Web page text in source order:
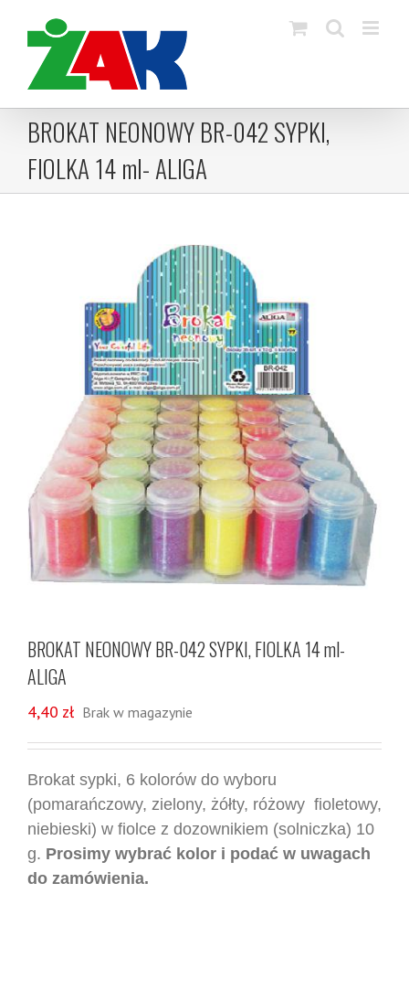
content
BROKAT NEONOWY BR-042 SYPKI,
FIOLKA 14 ml- ALIGA
BROKAT NEONOWY BR-042 SYPKI, FIOLKA 14 ml-
ALIGA
4,40 zł Brak w magazynie
Brokat sypki, 6 kolorów do wyboru
(pomarańczowy, zielony, żółty, różowy fioletowy,
niebieski) w fiolce z dozownikiem (solniczka) 10
g. Prosimy wybrać kolor i podać w uwagach
do zamówienia.